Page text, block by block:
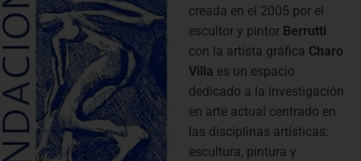
creada en el 2005 por el
escultor y pintor Berrutti
con la artista gráfica Charo
Villa es un espacio
dedicado a la investigación
en arte actual centrado en
las disciplinas artísticas:
escultura, pintura y